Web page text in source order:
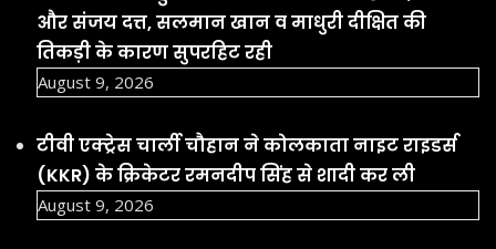
और संजय दत्त, सलमान खान व माधुरी दीक्षित की
तिकड़ी के कारण सुपरहिट रही
August 9, 2026
टीवी एक्ट्रेस चार्ली चौहान ने कोलकाता नाइट राइडर्स
(KKR) के क्रिकेटर रमनदीप सिंह से शादी कर ली
August 9, 2026